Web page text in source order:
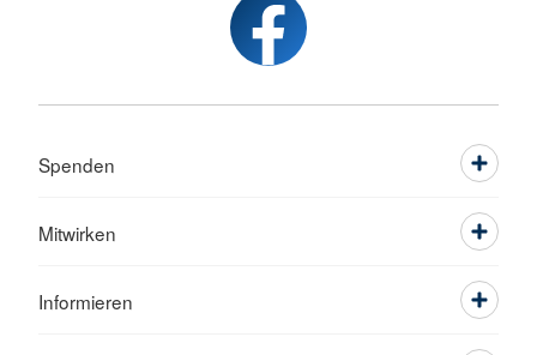
Spenden
Mitwirken
Informieren